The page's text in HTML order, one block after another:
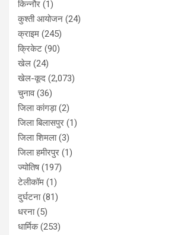
किन्नौर (1)
कुश्ती आयोजन (24)
क्राइम (245)
क्रिकेट (90)
खेल (24)
खेल-कूद (2,073)
चुनाव(36)
जिला कांगड़ा(2)
जिला बिलासपुर (1)
जिला शिमला(3)
जिला हमीरपुर (1)
ज्योतिष(197)
टेलीकॉम (1)
दुर्घटना(81)
धरना(5)
धार्मिक(253)